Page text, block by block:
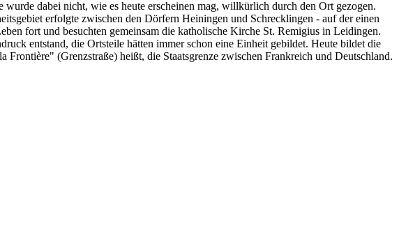
dabei nicht, wie es heute erscheinen mag, willkürlich durch den Ort gezogen.
erfolgte zwischen den Dörfern Heiningen und Schrecklingen - auf der einen
fort und besuchten gemeinsam die katholische Kirche St. Remigius in Leidingen.
entstand, die Ortsteile hätten immer schon eine Einheit gebildet. Heute bildet die
(Grenzstraße) heißt, die Staatsgrenze zwischen Frankreich und Deutschland.